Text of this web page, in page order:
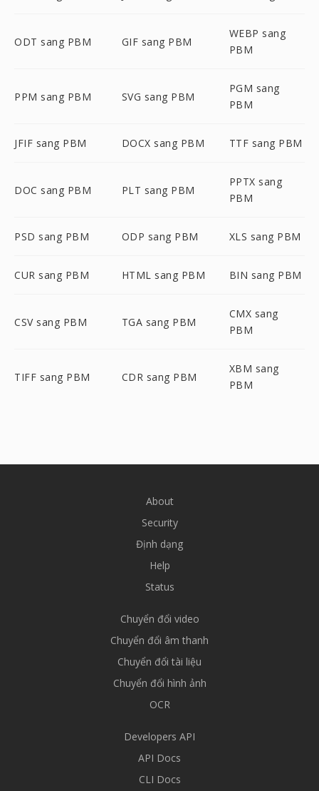
ODT sang PBM GIF sang PBM
WEBP sang
PBM
PPM sang PBM SVG sang PBM
PGM sang
PBM
JFIF sang PBM DOCX sang PBM TTF sang PBM
DOC sang PBM PLT sang PBM
PPTX sang
PBM
PSD sang PBM ODP sang PBM XLS sang PBM
CUR sang PBM HTML sang PBM BIN sang PBM
CSV sang PBM TGA sang PBM
CMX sang
PBM
TIFF sang PBM CDR sang PBM
XBM sang
PBM
About
Security
Định dạng
Help
Status
Chuyển đổi video
Chuyển đổi âm thanh
Chuyển đổi tài liệu
Chuyển đổi hình ảnh
OCR
Developers API
API Docs
CLI Docs